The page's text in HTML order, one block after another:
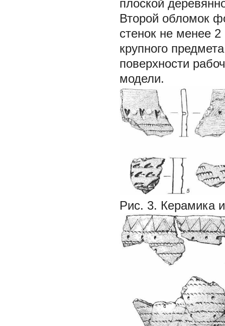
плоской
Второй обломок
стенок не менее
крупного
поверхности
модели.
Рис. 3. Керамика